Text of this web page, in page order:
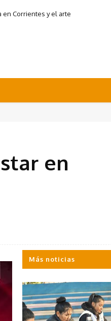
en Corrientes y el arte
en
Más noticias